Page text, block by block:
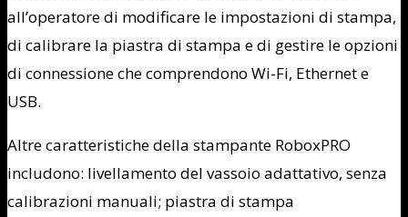
all’operatore di modificare le impostazioni di stampa,
di calibrare la piastra di stampa e di gestire le opzioni
di connessione che comprendono Wi-Fi, Ethernet e
USB.
Altre caratteristiche della stampante RoboxPRO
includono: livellamento del vassoio adattativo, senza
calibrazioni manuali; piastra di stampa